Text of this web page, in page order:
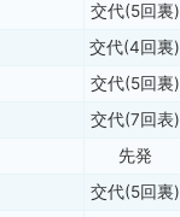
交代(5回裏)
交代(4回裏)
交代(5回裏)
交代(7回表)
先発
交代(5回裏)